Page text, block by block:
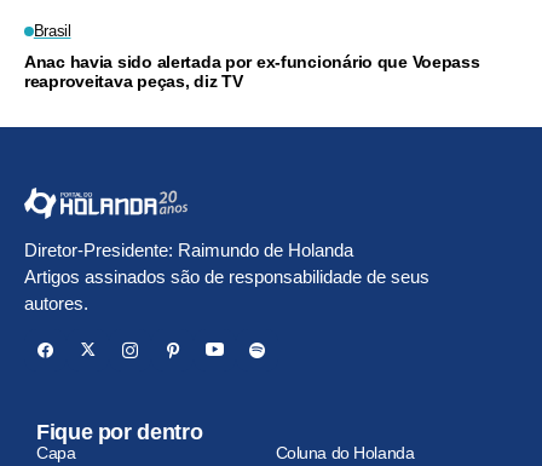
Brasil
Anac havia sido alertada por ex-funcionário que Voepass
reaproveitava peças, diz TV
Diretor-Presidente: Raimundo de Holanda
Artigos assinados são de responsabilidade de seus
autores.
Fique por dentro
Capa Coluna do Holanda